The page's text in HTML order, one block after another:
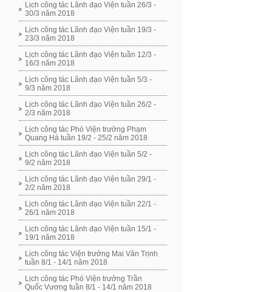
Lịch công tác Lãnh đạo Viện tuần 26/3 -
30/3 năm 2018
Lịch công tác Lãnh đạo Viện tuần 19/3 -
23/3 năm 2018
Lịch công tác Lãnh đạo Viện tuần 12/3 -
16/3 năm 2018
Lịch công tác Lãnh đạo Viện tuần 5/3 -
9/3 năm 2018
Lịch công tác Lãnh đạo Viện tuần 26/2 -
2/3 năm 2018
Lịch công tác Phó Viện trưởng Phạm
Quang Hà tuần 19/2 - 25/2 năm 2018
Lịch công tác Lãnh đạo Viện tuần 5/2 -
9/2 năm 2018
Lịch công tác Lãnh đạo Viện tuần 29/1 -
2/2 năm 2018
Lịch công tác Lãnh đạo Viện tuần 22/1 -
26/1 năm 2018
Lịch công tác Lãnh đạo Viện tuần 15/1 -
19/1 năm 2018
Lịch công tác Viện trưởng Mai Văn Trịnh
tuần 8/1 - 14/1 năm 2018
Lịch công tác Phó Viện trưởng Trần
Quốc Vương tuần 8/1 - 14/1 năm 2018